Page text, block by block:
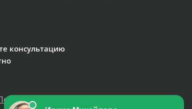
консультацию
персональных данных